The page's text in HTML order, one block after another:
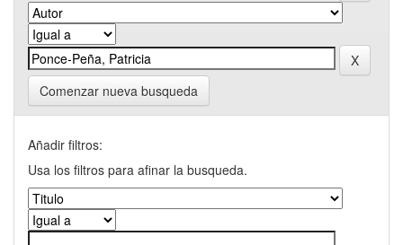
Comenzar nueva busqueda
Añadir filtros:
Usa los filtros para afinar la busqueda.